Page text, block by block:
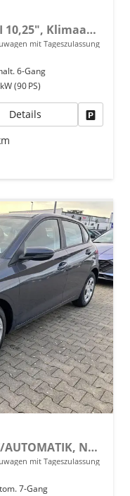
Comfort 1.0 T-GDI 90PS, NAVI 10,25", Klimaanlage, Parksensoren hinten, Rückfahrkamera, Tempomat, Lederlenkrad, Reserverad, Alarm, Armlehne, ZV mit Fernbedienung, Fernlichtassistent, 4x elektr. Fensterheber
mit Tageszulassung
6-Gang
(90 PS)
Details
Comfort 1.0 T-GDI 90PS 7DCT/AUTOMATIK, NAVI 10,25", Klimaanlage, Parksensoren hinten, Rückfahrkamera, Tempomat, Lederlenkrad, Reserverad, Alarm, Armlehne, ZV mit Fernbedienung, Fernlichtassistent, 4x elektr. Fensterheber
mit Tageszulassung
7-Gang